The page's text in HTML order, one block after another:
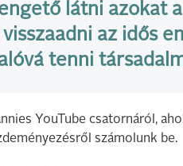
látni azokat
az idős
tenni
YouTube csatornáról, ahol
számolunk be.